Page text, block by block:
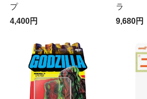
プ
4,400円
ラ
9,680円